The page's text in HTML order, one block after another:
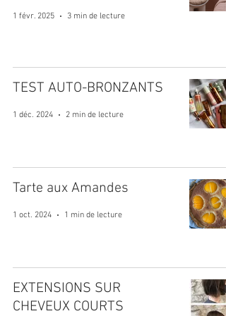
1 févr. 2025 3 min de lecture
TEST AUTO-BRONZANTS
1 déc. 2024 2 min de lecture
Tarte aux Amandes
1 oct. 2024 1 min de lecture
EXTENSIONS SUR
CHEVEUX COURTS